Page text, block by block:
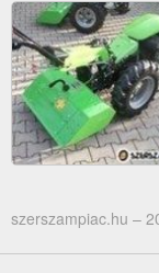
szerszampiac.hu –